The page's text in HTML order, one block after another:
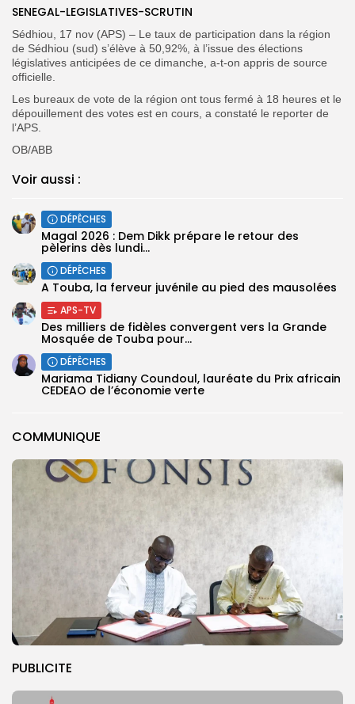
COMMUNIQUE
PUBLICITE
SENEGAL-LEGISLATIVES-SCRUTIN
Sédhiou, 17 nov (APS) – Le taux de participation dans la région
de Sédhiou (sud) s’élève à 50,92%, à l’issue des élections
législatives anticipées de ce dimanche, a-t-on appris de source
officielle.
Les bureaux de vote de la région ont tous fermé à 18 heures et le
dépouillement des votes est en cours, a constaté le reporter de
l’APS.
OB/ABB
Voir aussi :
DÉPÊCHES
Magal 2026 : Dem Dikk prépare le retour des
pèlerins dès lundi...
DÉPÊCHES
A Touba, la ferveur juvénile au pied des mausolées
APS-TV
Des milliers de fidèles convergent vers la Grande
Mosquée de Touba pour...
DÉPÊCHES
Mariama Tidiany Coundoul, lauréate du Prix africain
CEDEAO de l’économie verte